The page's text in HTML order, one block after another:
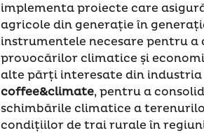
implementa proiecte care
agricole din generație în
instrumentele necesare pentru
provocărilor climatice și
alte părți interesate din
coffee&climate, pentru a
schimbările climatice a
condițiilor de trai rurale în